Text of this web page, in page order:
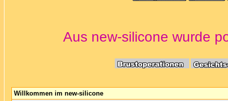
Aus new-silicone wurde
Willkommen im new-silicone